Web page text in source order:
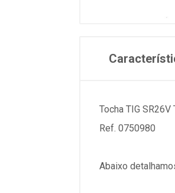
Tocha TIG
Ref. 0750980
Abaixo